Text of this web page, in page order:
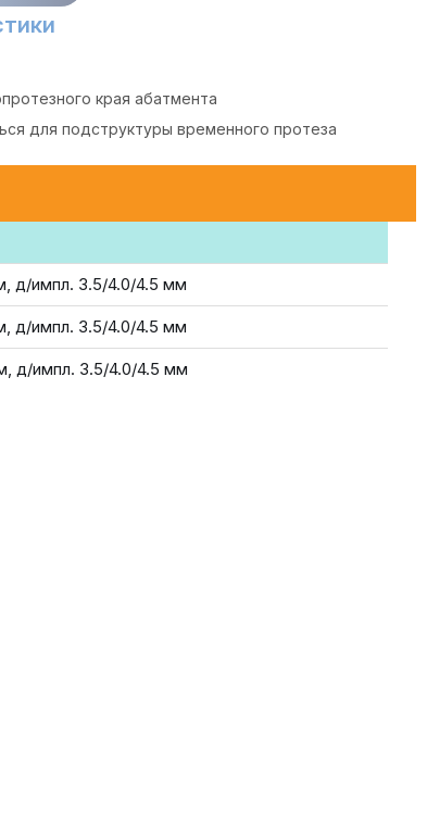
края абатмента
для подструктуры временного протеза
д/импл. 3.5/4.0/4.5 мм
д/импл. 3.5/4.0/4.5 мм
д/импл. 3.5/4.0/4.5 мм